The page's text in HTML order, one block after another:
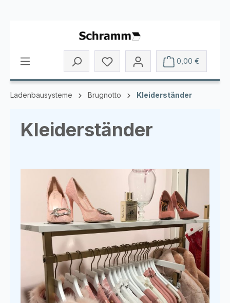
Zum Hauptinhalt springen
Du hast 0 Produkte auf dem
0,00 €
Ladenbausysteme Brugnotto Kleiderständer
Kleiderständer